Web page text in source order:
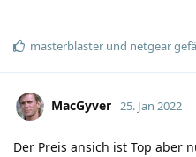
masterblaster und netgear
MacGyver 25. Jan 2022
Der Preis ansich ist Top aber